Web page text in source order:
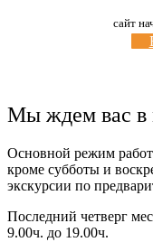
сайт
Мы ждем вас в
Основной режим
кроме субботы и
экскурсии по
Последний четверг
9.00ч. до 19.00ч.